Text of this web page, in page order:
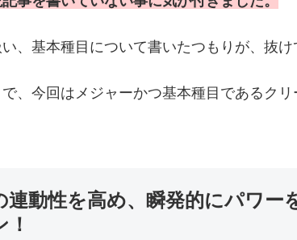
、基本種目について書いたつもりが、抜
、今回はメジャーかつ基本種目であるク
連動性を高め、瞬発的にパワー
！